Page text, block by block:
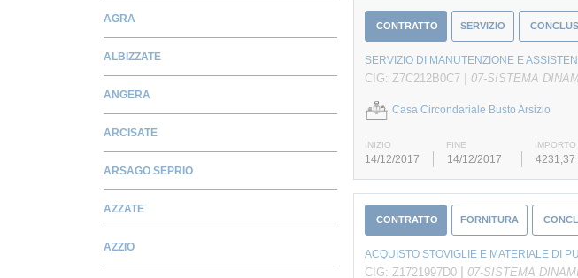
AGRA
ALBIZZATE
ANGERA
ARCISATE
ARSAGO SEPRIO
AZZATE
AZZIO
CONTRATTO SERVIZIO
SERVIZIO DI MANUTENZIONE E
CIG: Z7C212B0C7 | 07-SISTEMA
Casa Circondariale Busto Arsizio
INIZIO FINE IMPORTO
14/12/2017 14/12/2017 4231,37
CONTRATTO FORNITURA
ACQUISTO STOVIGLIE E MATERIALE DI
CIG: Z1721997D0 | 07-SISTEMA